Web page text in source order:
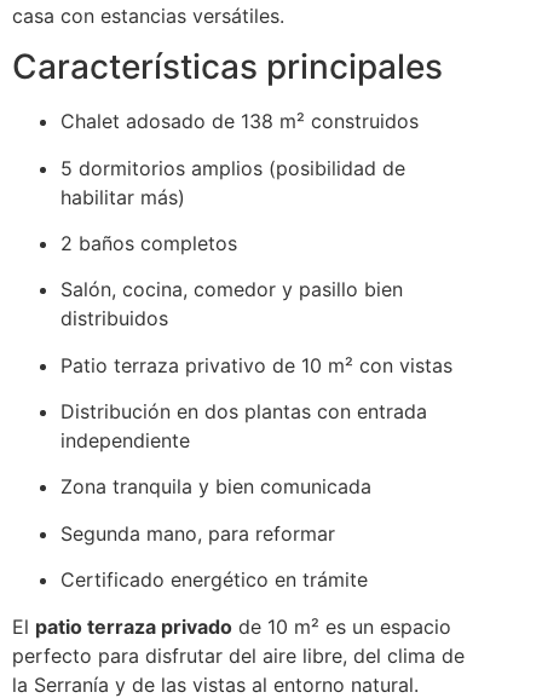
casa con estancias versátiles.
Características principales
Chalet adosado de 138 m² construidos
5 dormitorios amplios (posibilidad de
habilitar más)
2 baños completos
Salón, cocina, comedor y pasillo bien
distribuidos
Patio terraza privativo de 10 m² con vistas
Distribución en dos plantas con entrada
independiente
Zona tranquila y bien comunicada
Segunda mano, para reformar
Certificado energético en trámite
El patio terraza privado de 10 m² es un espacio
perfecto para disfrutar del aire libre, del clima de
la Serranía y de las vistas al entorno natural.